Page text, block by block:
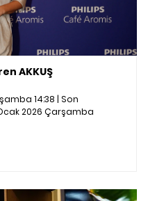
AKKUŞ
14:38 | Son
2026 Çarşamba